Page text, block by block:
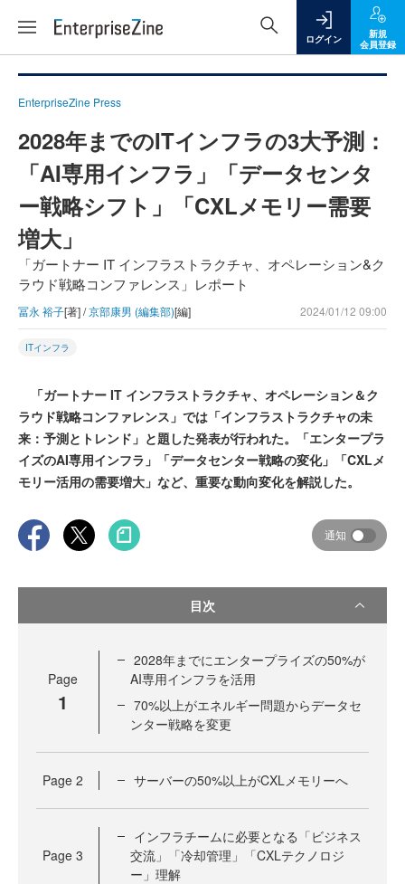
ログイン
新規
会員登録
EnterpriseZine Press
2028年までのITインフラの3大予測：
「AI専用インフラ」「データセンタ
ー戦略シフト」「CXLメモリー需要
増大」
「ガートナー IT インフラストラクチャ、オペレーション&ク
ラウド戦略コンファレンス」レポート
冨永 裕子[著] /京部康男 (編集部)[編] 2024/01/12 09:00
ITインフラ
「ガートナー IT インフラストラクチャ、オペレーション＆ク
ラウド戦略コンファレンス」では「インフラストラクチャの未
来：予測とトレンド」と題した発表が行われた。「エンタープラ
イズのAI専用インフラ」「データセンター戦略の変化」「CXLメ
モリー活用の需要増大」など、重要な動向変化を解説した。
通知
目次
Page
1
2028年までにエンタープライズの50%が
AI専用インフラを活用
70%以上がエネルギー問題からデータセ
ンター戦略を変更
Page 2 サーバーの50%以上がCXLメモリーへ
Page 3
インフラチームに必要となる「ビジネス
交流」「冷却管理」「CXLテクノロジ
ー」理解